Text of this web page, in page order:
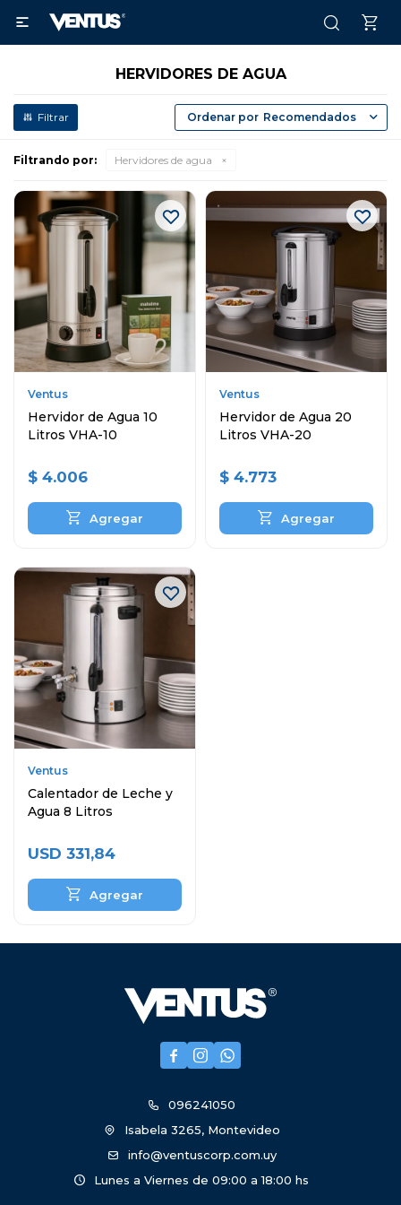

HERVIDORES DE AGUA
Recomendados
Filtrando por: Hervidores de agua
Ventus
Hervidor de Agua 10
Litros VHA-10
$ 4.006
Ventus
Hervidor de Agua 20
Litros VHA-20
$ 4.773
Ventus
Calentador de Leche y
Agua 8 Litros
USD 331,84
  
096241050
Isabela 3265, Montevideo
info@ventuscorp.com.uy
Lunes a Viernes de 09:00 a 18:00 hs